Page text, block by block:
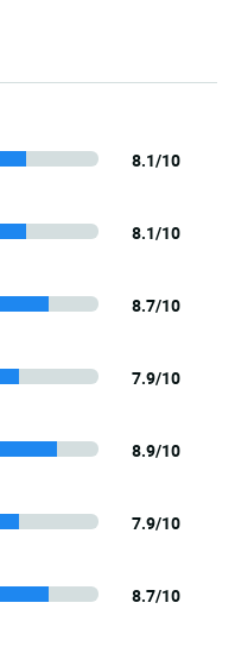
8.1/10
8.1/10
8.7/10
7.9/10
8.9/10
7.9/10
8.7/10